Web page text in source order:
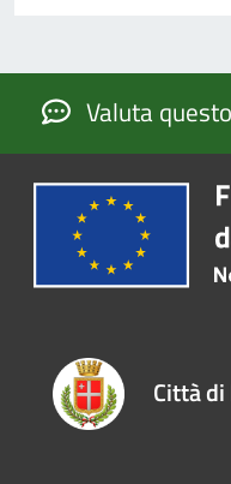
Valuta
Città